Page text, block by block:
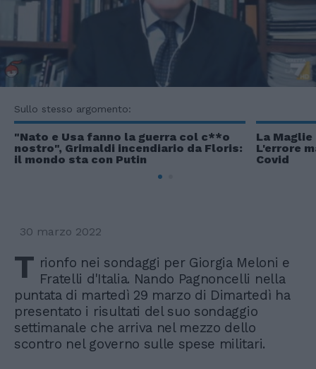
Sullo stesso argomento:
"Nato e Usa fanno la guerra col c**o
nostro", Grimaldi incendiario da Floris:
il mondo sta con Putin
La Maglie
L'errore
Covid
30 marzo 2022
T rionfo nei sondaggi per Giorgia Meloni e
Fratelli d'Italia. Nando Pagnoncelli nella
puntata di martedì 29 marzo di Dimartedì ha
presentato i risultati del suo sondaggio
settimanale che arriva nel mezzo dello
scontro nel governo sulle spese militari.